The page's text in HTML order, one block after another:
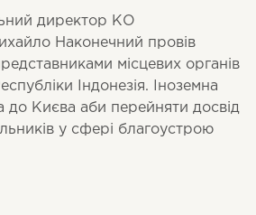
директор КО
Наконечний провів
місцевих органів
Індонезія. Іноземна
до Києва аби перейняти досвід
у сфері благоустрою